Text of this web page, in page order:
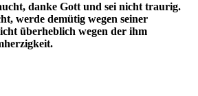
danke Gott und sei nicht traurig.
werde demütig wegen seiner
über­heblich wegen der ihm